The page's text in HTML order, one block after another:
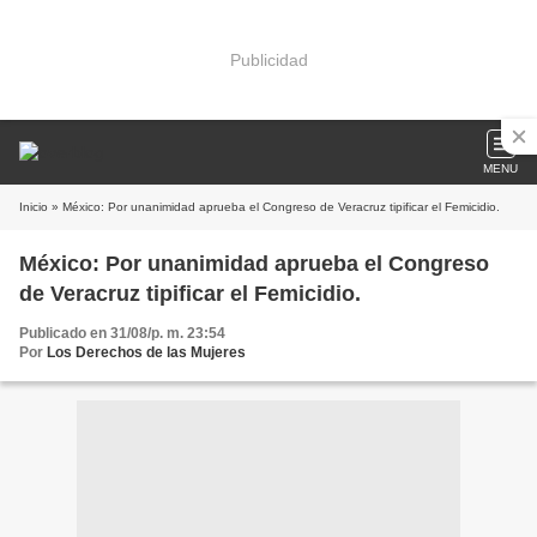
Publicidad
MENU
Inicio » México: Por unanimidad aprueba el Congreso de Veracruz tipificar el Femicidio.
México: Por unanimidad aprueba el Congreso
de Veracruz tipificar el Femicidio.
Publicado en 31/08/p. m. 23:54
Por Los Derechos de las Mujeres